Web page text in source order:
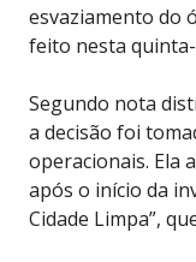
esvaziamento do
feito nesta
Segundo nota
a decisão foi
operacionais. Ela
após o início da
Cidade Limpa”,